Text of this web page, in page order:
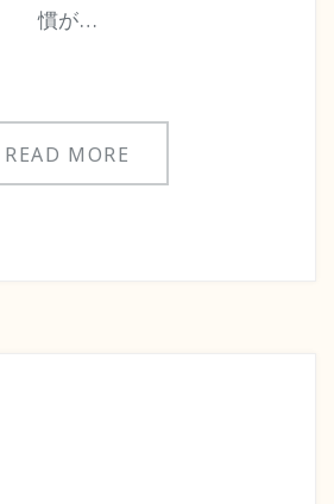
慣が…
READ MORE